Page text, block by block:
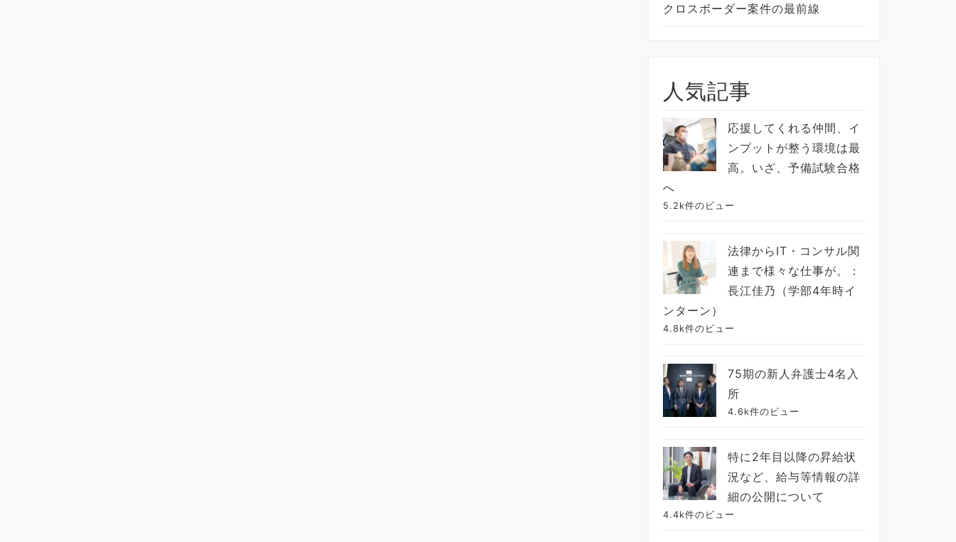
クロスボーダー案件の最前線
人気記事
応援してくれる仲間、イ
ンプットが整う環境は最
高。いざ、予備試験合格
へ
5.2k件のビュー
法律からIT・コンサル関
連まで様々な仕事が。：
長江佳乃（学部4年時イ
ンターン）
4.8k件のビュー
75期の新人弁護士4名入
所
4.6k件のビュー
特に2年目以降の昇給状
況など、給与等情報の詳
細の公開について
4.4k件のビュー